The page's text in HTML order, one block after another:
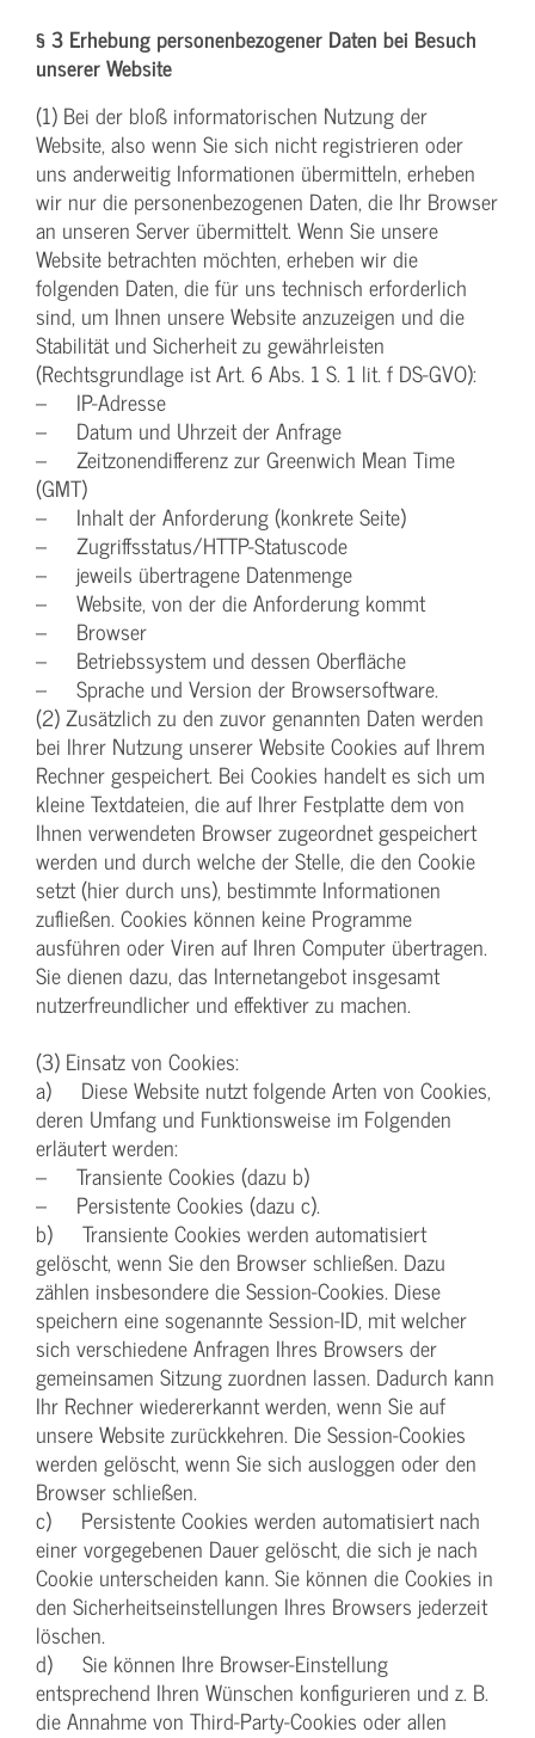
§ 3 Erhebung personenbezogener Daten bei Besuch
unserer Website
(1) Bei der bloß informatorischen Nutzung der
Website, also wenn Sie sich nicht registrieren oder
uns anderweitig Informationen übermitteln, erheben
wir nur die personenbezogenen Daten, die Ihr Browser
an unseren Server übermittelt. Wenn Sie unsere
Website betrachten möchten, erheben wir die
folgenden Daten, die für uns technisch erforderlich
sind, um Ihnen unsere Website anzuzeigen und die
Stabilität und Sicherheit zu gewährleisten
(Rechtsgrundlage ist Art. 6 Abs. 1 S. 1 lit. f DS-GVO):
– IP-Adresse
– Datum und Uhrzeit der Anfrage
– Zeitzonendifferenz zur Greenwich Mean Time
(GMT)
– Inhalt der Anforderung (konkrete Seite)
– Zugriffsstatus/HTTP-Statuscode
– jeweils übertragene Datenmenge
– Website, von der die Anforderung kommt
– Browser
– Betriebssystem und dessen Oberfläche
– Sprache und Version der Browsersoftware.
(2) Zusätzlich zu den zuvor genannten Daten werden
bei Ihrer Nutzung unserer Website Cookies auf Ihrem
Rechner gespeichert. Bei Cookies handelt es sich um
kleine Textdateien, die auf Ihrer Festplatte dem von
Ihnen verwendeten Browser zugeordnet gespeichert
werden und durch welche der Stelle, die den Cookie
setzt (hier durch uns), bestimmte Informationen
zufließen. Cookies können keine Programme
ausführen oder Viren auf Ihren Computer übertragen.
Sie dienen dazu, das Internetangebot insgesamt
nutzerfreundlicher und effektiver zu machen.
(3) Einsatz von Cookies:
a) Diese Website nutzt folgende Arten von Cookies,
deren Umfang und Funktionsweise im Folgenden
erläutert werden:
– Transiente Cookies (dazu b)
– Persistente Cookies (dazu c).
b) Transiente Cookies werden automatisiert
gelöscht, wenn Sie den Browser schließen. Dazu
zählen insbesondere die Session-Cookies. Diese
speichern eine sogenannte Session-ID, mit welcher
sich verschiedene Anfragen Ihres Browsers der
gemeinsamen Sitzung zuordnen lassen. Dadurch kann
Ihr Rechner wiedererkannt werden, wenn Sie auf
unsere Website zurückkehren. Die Session-Cookies
werden gelöscht, wenn Sie sich ausloggen oder den
Browser schließen.
c) Persistente Cookies werden automatisiert nach
einer vorgegebenen Dauer gelöscht, die sich je nach
Cookie unterscheiden kann. Sie können die Cookies in
den Sicherheitseinstellungen Ihres Browsers jederzeit
löschen.
d) Sie können Ihre Browser-Einstellung
entsprechend Ihren Wünschen konfigurieren und z. B.
die Annahme von Third-Party-Cookies oder allen